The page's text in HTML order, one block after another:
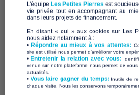
L’équipe Les Petites Pierres est
vie privée tout en accompagnant au
dans leurs projets de financement.
En disant « oui » aux cookies sur Les
nous aidez notamment à :
• Répondre au mieux à vos attentes:
site est utilisé nous permet d'améliorer votre
•Entretenir la relation avec vous:
venue sur notre plateforme nous permet de
actualités.
​• Vous faire gagner du temps: Inutile de
chaque visite. Nous les conservons